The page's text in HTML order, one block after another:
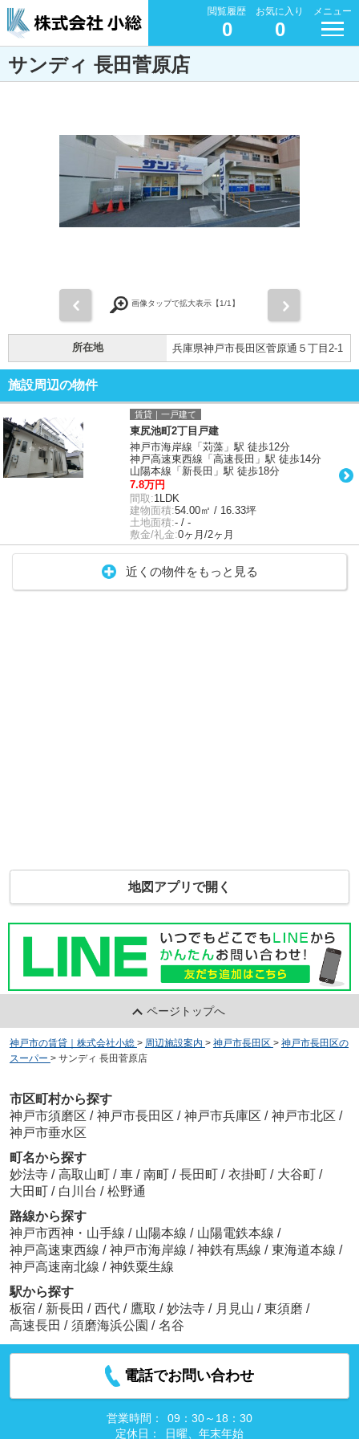
閲覧履歴
0
お気に入り
0
メニュー
サンディ 長田菅原店
画像タップで拡大表示【1/1】
所在地 兵庫県神戸市長田区菅原通５丁目2-1
施設周辺の物件
賃貸｜一戸建て
東尻池町2丁目戸建
神戸市海岸線「苅藻」駅 徒歩12分
神戸高速東西線「高速長田」駅 徒歩14分
山陽本線「新長田」駅 徒歩18分
7.8万円
間取:1LDK
建物面積:54.00㎡ / 16.33坪
土地面積:- / -
敷金/礼金:0ヶ月/2ヶ月
近くの物件をもっと見る
地図アプリで開く
ページトップへ
神戸市の賃貸｜株式会社小総 > 周辺施設案内 > 神戸市長田区 > 神戸市長田区の
スーパー > サンディ 長田菅原店
市区町村から探す
神戸市須磨区 / 神戸市長田区 / 神戸市兵庫区 / 神戸市北区 /
神戸市垂水区
町名から探す
妙法寺 / 高取山町 / 車 / 南町 / 長田町 / 衣掛町 / 大谷町 /
大田町 / 白川台 / 松野通
路線から探す
神戸市西神・山手線 / 山陽本線 / 山陽電鉄本線 /
神戸高速東西線 / 神戸市海岸線 / 神鉄有馬線 / 東海道本線 /
神戸高速南北線 / 神鉄粟生線
駅から探す
板宿 / 新長田 / 西代 / 鷹取 / 妙法寺 / 月見山 / 東須磨 /
高速長田 / 須磨海浜公園 / 名谷
電話でお問い合わせ
営業時間：
09：30～18：30
定休日：
日曜、年末年始